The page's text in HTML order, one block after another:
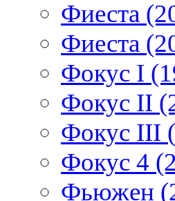
Фиеста
Фиеста
Фокус I
Фокус II
Фокус III
Фокус 4
Фьюжен